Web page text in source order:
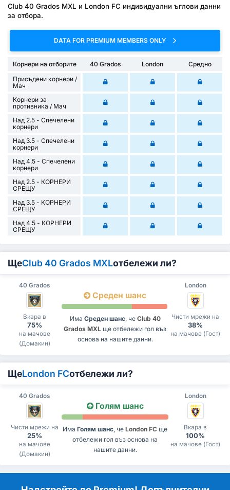
Club 40 Grados MXL и London FC индивидуални ъглови данни
за отбора.
DATA FOR PREMIUM MEMBERS ONLY
Корнери на отборите 40 Grados London
Средно
Присъдени корнери /
Mач
Корнери за
противника / Мач
Над 2.5 - Спечелени
корнери
Над 3.5 - Спечелени
корнери
Над 4.5 - Спечелени
корнери
Над 2.5 - КОРНЕРИ
СРЕЩУ
Над 3.5 - КОРНЕРИ
СРЕЩУ
Над 4.5 - КОРНЕРИ
СРЕЩУ
ЩеClub 40 Grados MXLотбележи ли?
40 Grados London
Вкара в
75%
на мачове
(Домакин)
Среден шанс
Има Среден шанс, че Club 40
Grados MXL ще отбележи гол въз
основа на нашите данни.
Чисти мрежи на
38%
на мачове (Гост)
ЩеLondon FCотбележи ли?
40 Grados London
Чисти мрежи на
25%
на мачове
(Домакин)
Голям шанс
Има Голям шанс , че London FC ще
отбележи гол въз основа на
нашите данни.
Вкара в
100%
на мачове (Гост)